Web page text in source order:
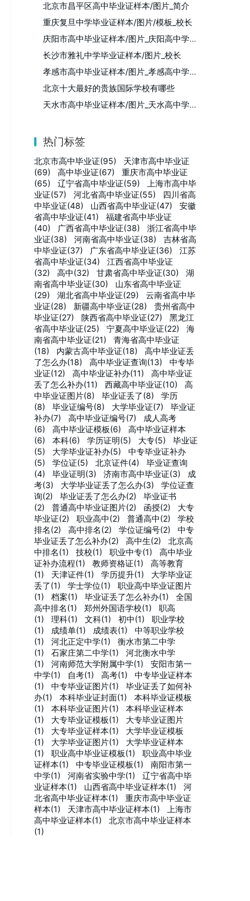
北京市昌平区高中毕业证样本/图片_简介
重庆复旦中学毕业证样本/图片/模板_校长
庆阳市高中毕业证样本/图片_庆阳高中学校名单
长沙市雅礼中学毕业证样本/图片_校长
孝感市高中毕业证样本/图片_孝感高中学校列表
北京十大最好的贵族国际学校有哪些
天水市高中毕业证样本/图片_天水高中学校名单
热门标签
北京市高中毕业证(95)
天津市高中毕业证
(69)
高中毕业证(67)
重庆市高中毕业证
(65)
辽宁省高中毕业证(59)
上海市高中毕
业证(57)
河北省高中毕业证(55)
四川省高
中毕业证(48)
山西省高中毕业证(47)
安徽
省高中毕业证(41)
福建省高中毕业证
(40)
广西省高中毕业证(38)
浙江省高中毕
业证(38)
河南省高中毕业证(38)
吉林省高
中毕业证(37)
广东省高中毕业证(36)
江苏
省高中毕业证(34)
江西省高中毕业证
(32)
高中(32) 甘肃省高中毕业证(30)
湖
南省高中毕业证(30)
山东省高中毕业证
(29)
湖北省高中毕业证(29)
云南省高中毕
业证(28)
新疆高中毕业证(28)
贵州省高中
毕业证(27)
陕西省高中毕业证(27)
黑龙江
省高中毕业证(25)
宁夏高中毕业证(22)
海
南省高中毕业证(21)
青海省高中毕业证
(18)
内蒙古高中毕业证(18)
高中毕业证丢
了怎么办(18)
高中毕业证查询(13)
中专毕
业证(12)
高中毕业证补办(11)
高中毕业证
丢了怎么补办(11)
西藏高中毕业证(10)
高
中毕业证图片(8)
毕业证丢了(8)
学历
(8)
毕业证编号(8) 大学毕业证(7)
毕业证
补办(7)
高中毕业证编号(7)
成人高考
(6)
高中毕业证模板(6)
高中毕业证样本
(6)
本科(6) 学历证明(5) 大专(5)
毕业证
(5)
大学毕业证补办(5)
中专毕业证补办
(5)
学位证(5) 北京证件(4)
毕业证查询
(4)
毕业证明(3) 济南市高中毕业证(3)
成
考(3)
大学毕业证丢了怎么办(3)
学位证查
询(2)
毕业证丢了怎么办(2)
毕业证书
(2)
普通高中毕业证图片(2) 函授(2)
大专
毕业证(2)
职业高中(2) 普通高中(2)
学校
排名(2)
高中排名(2) 学位证编号(2)
中专
毕业证丢了怎么补办(2)
高中生(2)
北京高
中排名(1)
技校(1) 职业中专(1)
高中毕业
证补办流程(1)
教师资格证(1)
高等教育
(1)
天津证件(1) 学历提升(1)
大学毕业证
丢了(1)
学士学位(1)
职业高中毕业证图片
(1)
档案(1) 毕业证丢了怎么补办(1)
全国
高中排名(1)
郑州外国语学校(1)
职高
(1)
理科(1) 文科(1) 初中(1)
职业学校
(1)
成绩单(1) 成绩表(1)
中等职业学校
(1)
河北正定中学(1)
衡水市第二中学
(1)
石家庄第二中学(1)
河北衡水中学
(1)
河南师范大学附属中学(1)
安阳市第一
中学(1)
自考(1) 高考(1)
中专毕业证样本
(1)
中专毕业证图片(1)
毕业证丢了如何补
办(1)
本科毕业证封面(1)
本科毕业证模板
(1)
本科毕业证图片(1)
本科毕业证样本
(1)
大专毕业证模板(1)
大专毕业证图片
(1)
大专毕业证样本(1)
大学毕业证模板
(1)
大学毕业证图片(1)
大学毕业证样本
(1)
职业高中毕业证模板(1)
职业高中毕业
证样本(1)
中专毕业证模板(1)
南阳市第一
中学(1)
河南省实验中学(1)
辽宁省高中毕
业证样本(1)
山西省高中毕业证样本(1)
河
北省高中毕业证样本(1)
重庆市高中毕业证
样本(1)
天津市高中毕业证样本(1)
上海市
高中毕业证样本(1)
北京市高中毕业证样本
(1)